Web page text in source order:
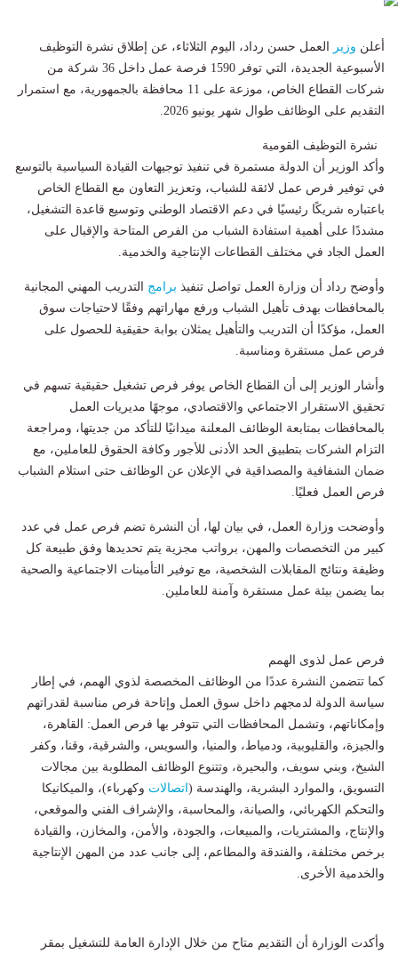
أعلن وزير العمل حسن رداد، اليوم الثلاثاء، عن إطلاق نشرة التوظيف
الأسبوعية الجديدة، التي توفر 1590 فرصة عمل داخل 36 شركة من
شركات القطاع الخاص، موزعة على 11 محافظة بالجمهورية، مع استمرار
التقديم على الوظائف طوال شهر يونيو 2026.
نشرة التوظيف القومية
وأكد الوزير أن الدولة مستمرة في تنفيذ توجيهات القيادة السياسية بالتوسع
في توفير فرص عمل لائقة للشباب، وتعزيز التعاون مع القطاع الخاص
باعتباره شريكًا رئيسيًا في دعم الاقتصاد الوطني وتوسيع قاعدة التشغيل،
مشددًا على أهمية استفادة الشباب من الفرص المتاحة والإقبال على
العمل الجاد في مختلف القطاعات الإنتاجية والخدمية.
وأوضح رداد أن وزارة العمل تواصل تنفيذ برامج التدريب المهني المجانية
بالمحافظات بهدف تأهيل الشباب ورفع مهاراتهم وفقًا لاحتياجات سوق
العمل، مؤكدًا أن التدريب والتأهيل يمثلان بوابة حقيقية للحصول على
فرص عمل مستقرة ومناسبة.
وأشار الوزير إلى أن القطاع الخاص يوفر فرص تشغيل حقيقية تسهم في
تحقيق الاستقرار الاجتماعي والاقتصادي، موجهًا مديريات العمل
بالمحافظات بمتابعة الوظائف المعلنة ميدانيًا للتأكد من جديتها، ومراجعة
التزام الشركات بتطبيق الحد الأدنى للأجور وكافة الحقوق للعاملين، مع
ضمان الشفافية والمصداقية في الإعلان عن الوظائف حتى استلام الشباب
فرص العمل فعليًا.
وأوضحت وزارة العمل، في بيان لها، أن النشرة تضم فرص عمل في عدد
كبير من التخصصات والمهن، برواتب مجزية يتم تحديدها وفق طبيعة كل
وظيفة ونتائج المقابلات الشخصية، مع توفير التأمينات الاجتماعية والصحية
بما يضمن بيئة عمل مستقرة وآمنة للعاملين.
فرص عمل لذوى الهمم
كما تتضمن النشرة عددًا من الوظائف المخصصة لذوي الهمم، في إطار
سياسة الدولة لدمجهم داخل سوق العمل وإتاحة فرص مناسبة لقدراتهم
وإمكاناتهم، وتشمل المحافظات التي تتوفر بها فرص العمل: القاهرة،
والجيزة، والقليوبية، ودمياط، والمنيا، والسويس، والشرقية، وقنا، وكفر
الشيخ، وبني سويف، والبحيرة، وتتنوع الوظائف المطلوبة بين مجالات
التسويق، والموارد البشرية، والهندسة (اتصالات وكهرباء)، والميكانيكا
والتحكم الكهربائي، والصيانة، والمحاسبة، والإشراف الفني والموقعي،
والإنتاج، والمشتريات، والمبيعات، والجودة، والأمن، والمخازن، والقيادة
برخص مختلفة، والفندقة والمطاعم، إلى جانب عدد من المهن الإنتاجية
والخدمية الأخرى.
وأكدت الوزارة أن التقديم متاح من خلال الإدارة العامة للتشغيل بمقر